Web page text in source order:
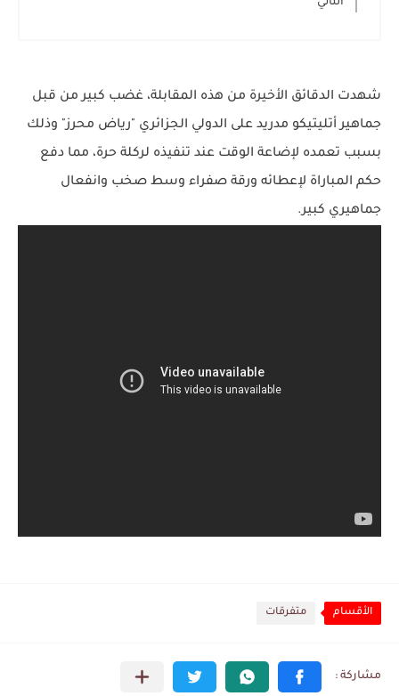
الثاني
شهدت الدقائق الأخيرة من هذه المقابلة، غضب كبير من قبل
جماهير أتليتيكو مدريد على الدولي الجزائري "رياض محرز" وذلك
بسبب تعمده لإضاعة الوقت عند تنفيذه لركلة حرة، مما دفع
حكم المباراة لإعطائه ورقة صفراء وسط صخب وانفعال
جماهيري كبير.
الأقسام متفرقات